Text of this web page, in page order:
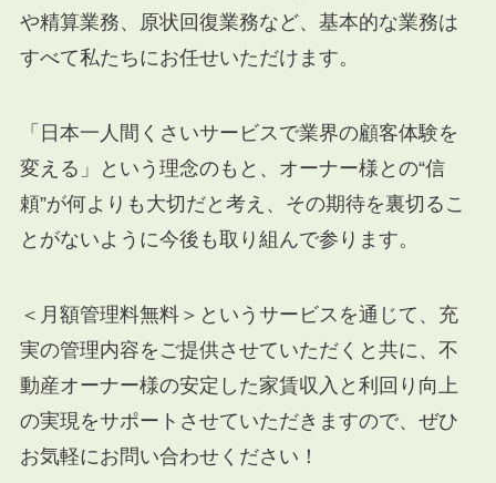
や精算業務、原状回復業務など、基本的な業務は
すべて私たちにお任せいただけます。
「日本一人間くさいサービスで業界の顧客体験を
変える」という理念のもと、オーナー様との“信
頼”が何よりも大切だと考え、その期待を裏切るこ
とがないように今後も取り組んで参ります。
＜月額管理料無料＞というサービスを通じて、充
実の管理内容をご提供させていただくと共に、不
動産オーナー様の安定した家賃収入と利回り向上
の実現をサポートさせていただきますので、ぜひ
お気軽にお問い合わせください！